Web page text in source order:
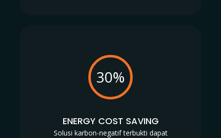
30%
ENERGY COST SAVING
Solusi karbon-negatif terbukti dapat